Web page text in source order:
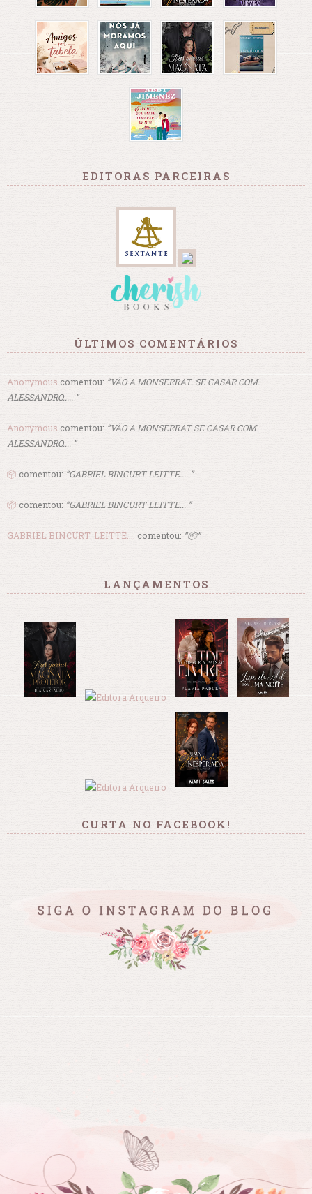
EDITORAS PARCEIRAS
ÚLTIMOS COMENTÁRIOS
Anonymous comentou: “VÃO A MONSERRAT. SE CASAR COM.
ALESSANDRO..... ”
Anonymous comentou: “VÃO A MONSERRAT SE CASAR COM
ALESSANDRO.... ”
📦 comentou: “GABRIEL BINCURT LEITTE.... ”
📦 comentou: “GABRIEL BINCURT LEITTE... ”
GABRIEL BINCURT. LEITTE.... comentou: “📦”
LANÇAMENTOS
CURTA NO FACEBOOK!